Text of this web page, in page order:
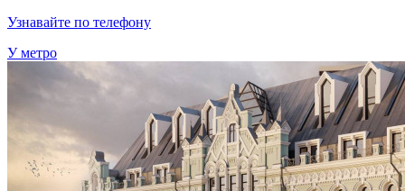
Узнавайте по телефону
У метро